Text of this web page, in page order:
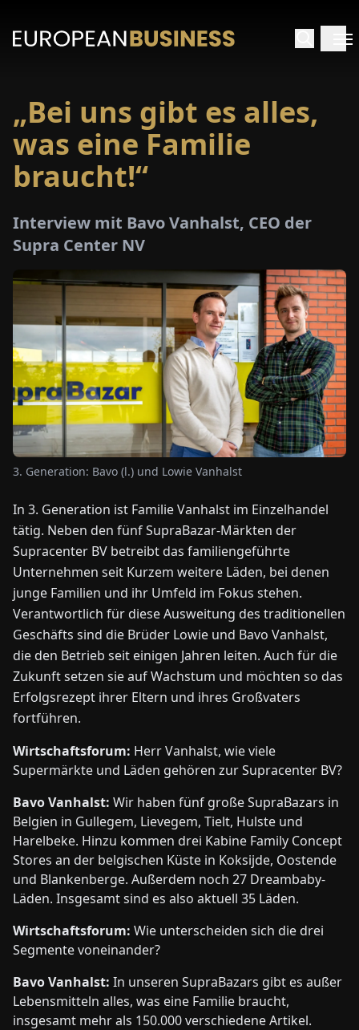
NEWS
ÜBER
UNS
ENDEFRES ITNL PLHU
KONTAKT
ZU
UNS
„Bei uns gibt es alles,
was eine Familie
braucht!“
Interview mit Bavo Vanhalst, CEO der
Supra Center NV
3. Generation: Bavo (l.) und Lowie Vanhalst
In 3. Generation ist Familie Vanhalst im Einzelhandel
tätig. Neben den fünf SupraBazar-Märkten der
Supracenter BV betreibt das familiengeführte
Unternehmen seit Kurzem weitere Läden, bei denen
junge Familien und ihr Umfeld im Fokus stehen.
Verantwortlich für diese Ausweitung des traditionellen
Geschäfts sind die Brüder Lowie und Bavo Vanhalst,
die den Betrieb seit einigen Jahren leiten. Auch für die
Zukunft setzen sie auf Wachstum und möchten so das
Erfolgsrezept ihrer Eltern und ihres Großvaters
fortführen.
Wirtschaftsforum: Herr Vanhalst, wie viele
Supermärkte und Läden gehören zur Supracenter BV?
Bavo Vanhalst: Wir haben fünf große SupraBazars in
Belgien in Gullegem, Lievegem, Tielt, Hulste und
Harelbeke. Hinzu kommen drei Kabine Family Concept
Stores an der belgischen Küste in Koksijde, Oostende
und Blankenberge. Außerdem noch 27 Dreambaby-
Läden. Insgesamt sind es also aktuell 35 Läden.
Wirtschaftsforum: Wie unterscheiden sich die drei
Segmente voneinander?
Bavo Vanhalst: In unseren Su­praBazars gibt es außer
Lebensmitteln alles, was eine Familie braucht,
insgesamt mehr als 150.000 verschiedene Artikel.